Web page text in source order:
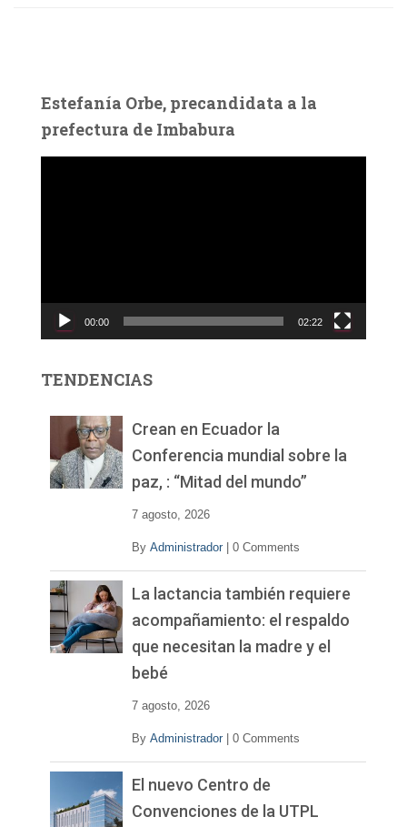
Estefanía Orbe, precandidata a la
prefectura de Imbabura
c
d
00:00 02:22
TENDENCIAS
Crean en Ecuador la
Conferencia mundial sobre la
paz, : “Mitad del mundo”
7 agosto, 2026
By Administrador 0 Comments
La lactancia también requiere
acompañamiento: el respaldo
que necesitan la madre y el
bebé
7 agosto, 2026
By Administrador 0 Comments
El nuevo Centro de
Convenciones de la UTPL